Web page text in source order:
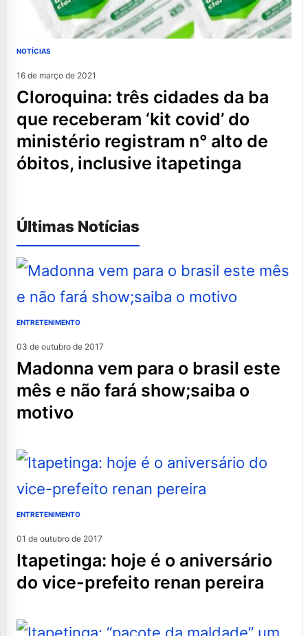
NOTÍCIAS
16 de março de 2021
cloroquina: três cidades da ba
que receberam ‘kit covid’ do
ministério registram n° alto de
óbitos, inclusive itapetinga
Últimas Notícias
ENTRETENIMENTO
03 de outubro de 2017
madonna vem para o brasil este
mês e não fará show;saiba o
motivo
ENTRETENIMENTO
01 de outubro de 2017
itapetinga: hoje é o aniversário
do vice-prefeito renan pereira